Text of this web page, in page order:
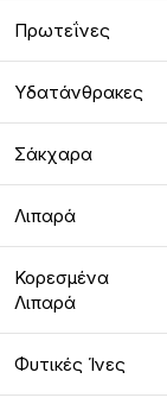
Πρωτεΐνες
Υδατάνθρακες
Σάκχαρα
Λιπαρά
Κορεσμένα
Λιπαρά
Φυτικές Ίνες